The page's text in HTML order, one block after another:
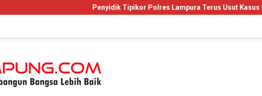
Penyidik Tipikor Polres Lampura Terus Usut Kasus Dugaan Korupsi